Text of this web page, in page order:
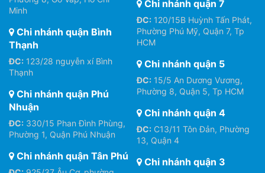
Minh
Chi nhánh quận Bình
Thạnh
ĐC: 123/28 nguyễn xí Bình
Thạnh
Chi nhánh quận Phú
Nhuận
ĐC: 330/15 Phan Đình Phùng,
Phường 1, Quận Phú Nhuận
Chi nhánh quận Tân Phú
Chi nhánh quận 7
ĐC: 120/15B Huỳnh Tấn Phát,
Phường Phú Mỹ, Quận 7, Tp
HCM
Chi nhánh quận 5
ĐC: 15/5 An Dương Vương,
Phường 8, Quận 5, Tp HCM
Chi nhánh quận 4
ĐC: C13/11 Tôn Đản, Phường
13, Quận 4
Chi nhánh quận 3